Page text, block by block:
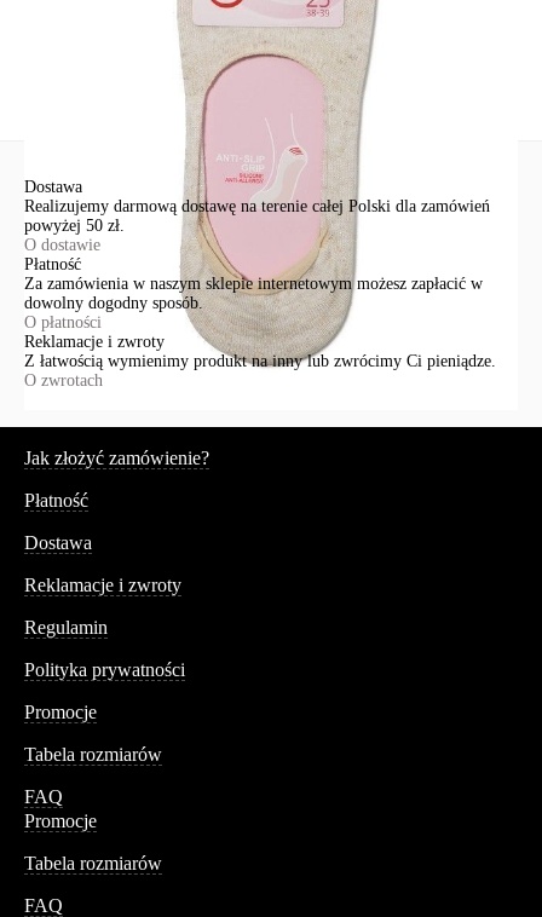
Dostawa
Realizujemy darmową dostawę na terenie całej Polski dla zamówień
powyżej 50 zł.
O dostawie
Płatność
Za zamówienia w naszym sklepie internetowym możesz zapłacić w
dowolny dogodny sposób.
O płatności
Reklamacje i zwroty
Z łatwością wymienimy produkt na inny lub zwrócimy Ci pieniądze.
O zwrotach
Jak złożyć zamówienie?
Płatność
Dostawa
Reklamacje i zwroty
Regulamin
Polityka prywatności
Promocje
Tabela rozmiarów
FAQ
Promocje
Tabela rozmiarów
FAQ